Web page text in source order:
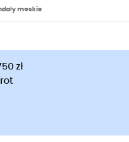
meskie
zł